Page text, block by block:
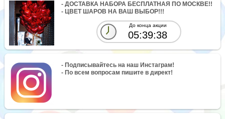
- ДОСТАВКА НАБОРА БЕСПЛАТНАЯ ПО МОСКВЕ!!
- ЦВЕТ ШАРОВ НА ВАШ ВЫБОР!!!
До конца акции
05:39:38
- Подписывайтесь на наш Инстаграм!
- По всем вопросам пишите в директ!